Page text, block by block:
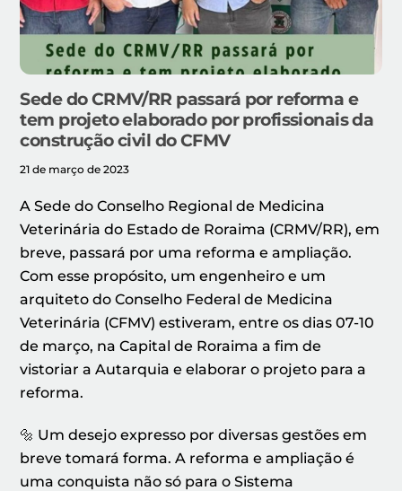
Sede do CRMV/RR passará por reforma e
tem projeto elaborado por profissionais da
construção civil do CFMV
21 de março de 2023
A Sede do Conselho Regional de Medicina
Veterinária do Estado de Roraima (CRMV/RR), em
breve, passará por uma reforma e ampliação.
Com esse propósito, um engenheiro e um
arquiteto do Conselho Federal de Medicina
Veterinária (CFMV) estiveram, entre os dias 07-10
de março, na Capital de Roraima a fim de
vistoriar a Autarquia e elaborar o projeto para a
reforma.
🔩 Um desejo expresso por diversas gestões em
breve tomará forma. A reforma e ampliação é
uma conquista não só para o Sistema